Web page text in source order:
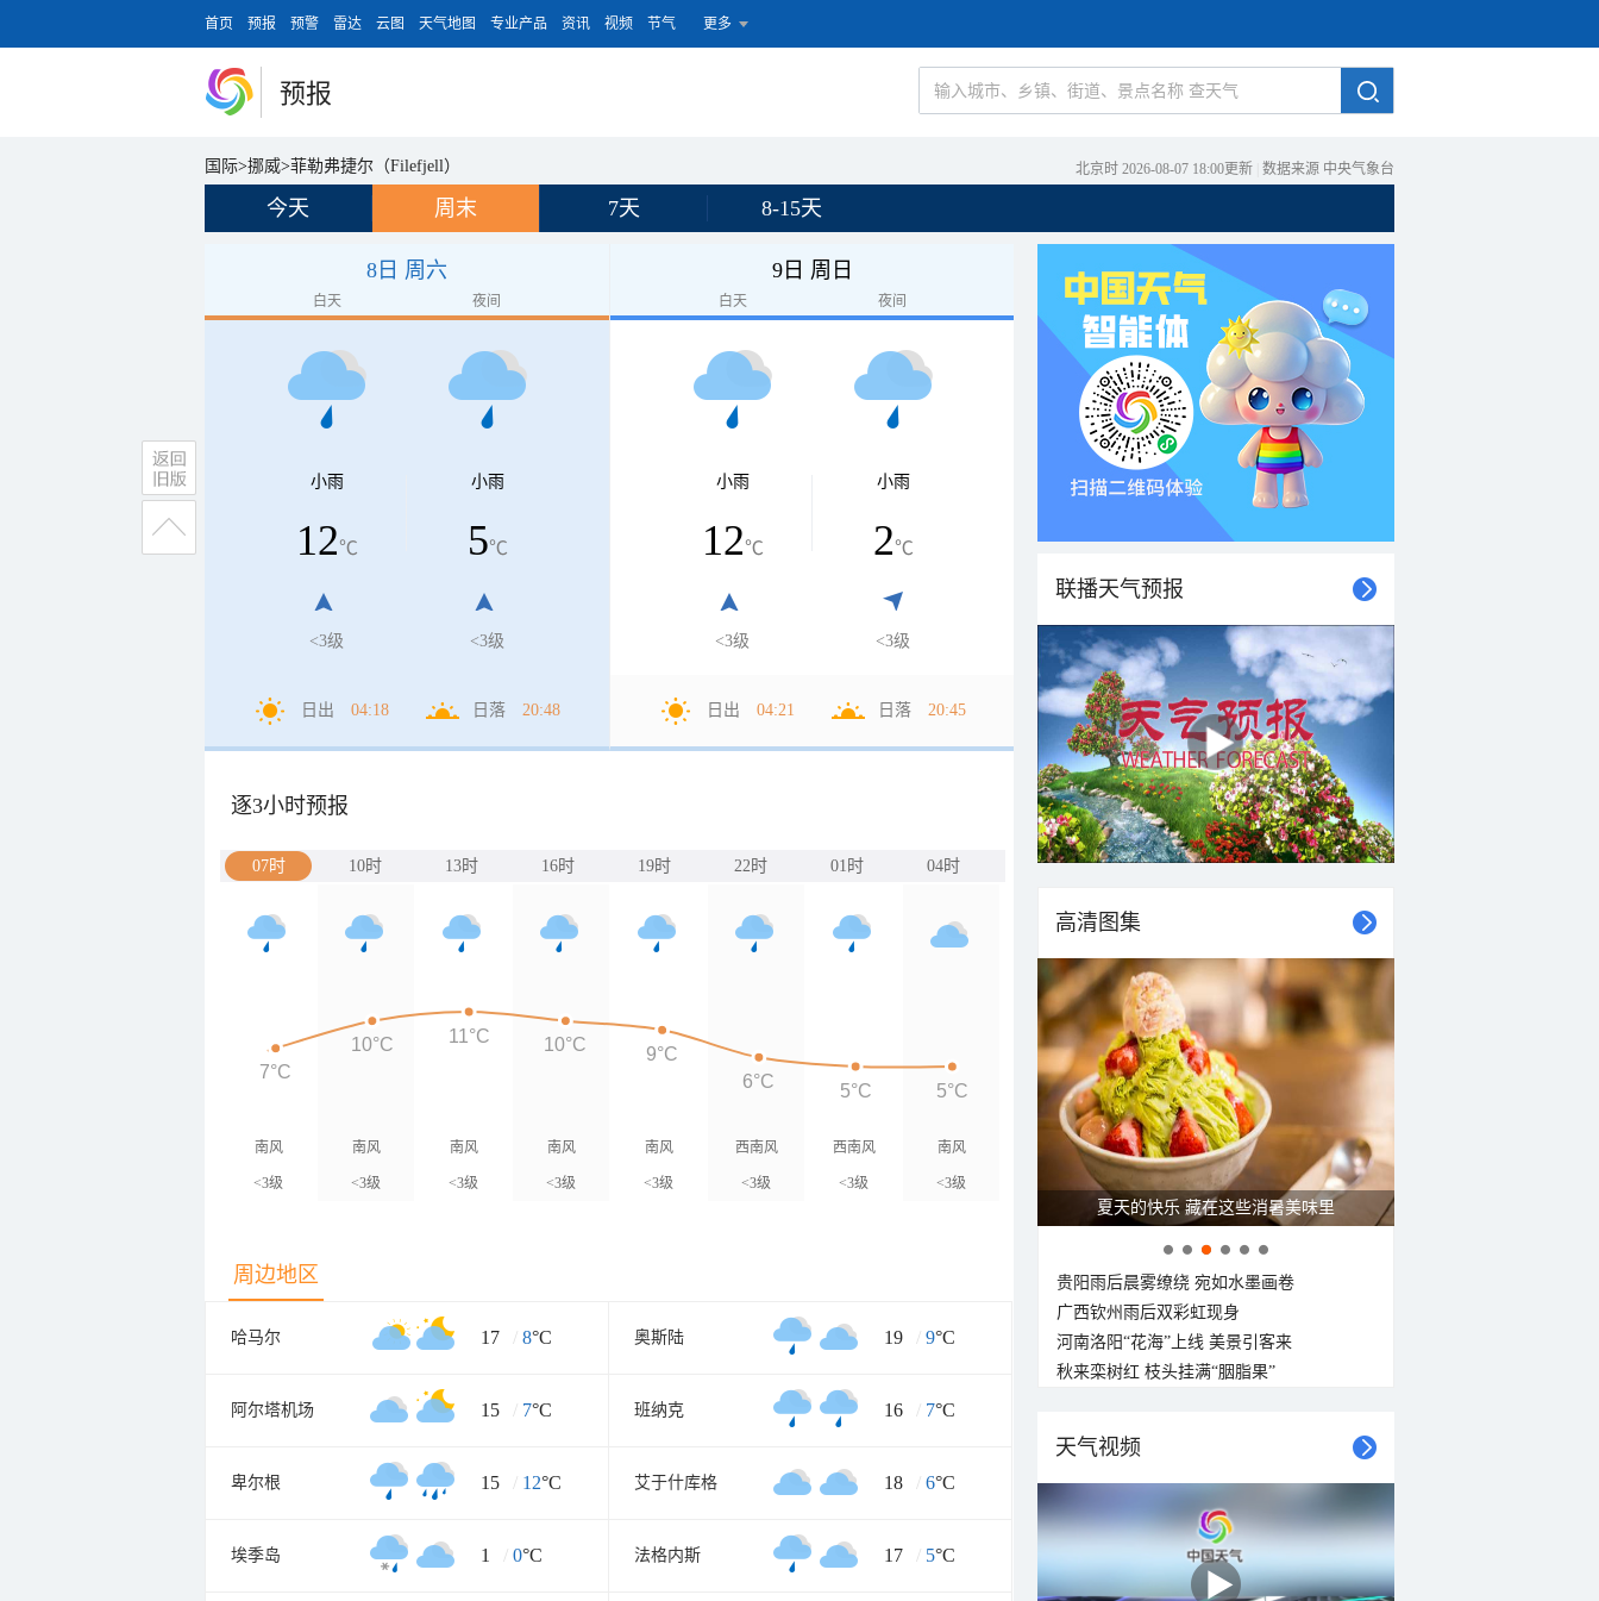
首页 预报 预警 雷达 云图 天气地图 专业产品 资讯 视频 节气 更多
预报
国际>挪威>菲勒弗捷尔（Filefjell） 北京时 2026-08-07 18:00更新 数据来源 中央气象台
今天 周末 7天 8-15天
8日 周六
白天 夜间
小雨
12℃
<3级
小雨
5℃
<3级
日出 04:18 日落 20:48
9日 周日
白天 夜间
小雨
12℃
<3级
小雨
2℃
<3级
日出 04:21 日落 20:45
逐3小时预报
07时 10时 13时 16时 19时 22时 01时 04时
南风
<3级
南风
<3级
南风
<3级
南风
<3级
南风
<3级
西南风
<3级
西南风
<3级
南风
<3级
7°C
10°C 11°C 10°C
9°C
6°C
5°C 5°C
周边地区
哈马尔 17 / 8°C 奥斯陆 19 / 9°C
阿尔塔机场 15 / 7°C 班纳克 16 / 7°C
卑尔根 15 / 12°C 艾于什库格 18 / 6°C
埃季岛 1 / 0°C 法格内斯 17 / 5°C
联播天气预报
高清图集
夏天的快乐 藏在这些消暑美味里
贵阳雨后晨雾缭绕 宛如水墨画卷
广西钦州雨后双彩虹现身
河南洛阳“花海”上线 美景引客来
秋来栾树红 枝头挂满“胭脂果”
天气视频